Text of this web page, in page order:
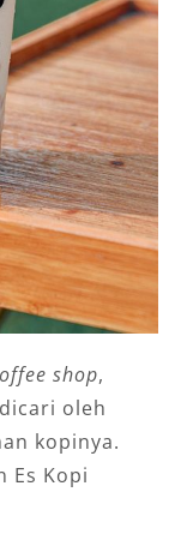
shop,
oleh
kopinya.
Es Kopi